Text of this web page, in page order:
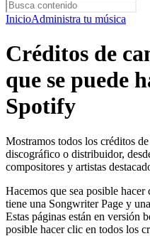
InicioAdministra tu música
Créditos de
que se puede
Spotify
Mostramos todos los créditos
discográfico o distribuidor,
compositores y artistas
Hacemos que sea posible
tiene una Songwriter Page y
Estas páginas están en versión
posible hacer clic en todos los